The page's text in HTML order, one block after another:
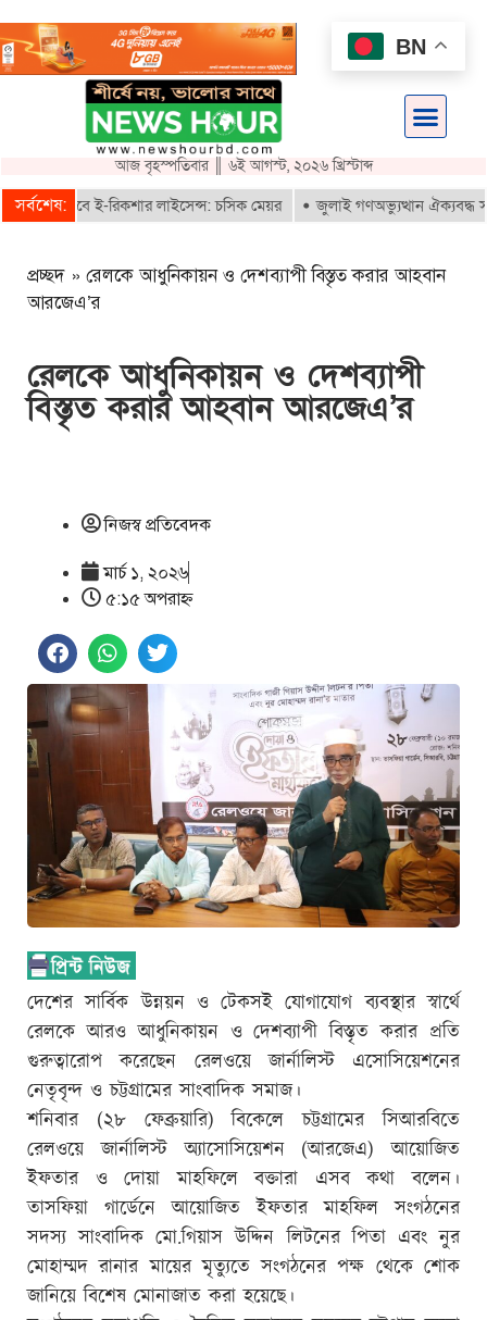
আজ বৃহস্পতিবার ║ ৬ই আগস্ট, ২০২৬ খ্রিস্টাব্দ
সর্বশেষ:
পাবে ই-রিকশার লাইসেন্স: চসিক মেয়র জুলাই গণঅভ্যুত্থান ঐক্যবদ্ধ
প্রচ্ছদ » রেলকে আধুনিকায়ন ও দেশব্যাপী বিস্তৃত করার আহবান
আরজেএ’র
রেলকে আধুনিকায়ন ও দেশব্যাপী
বিস্তৃত করার আহবান আরজেএ’র
নিজস্ব প্রতিবেদক
মার্চ ১, ২০২৬
৫:১৫ অপরাহ্ণ
দেশের সার্বিক উন্নয়ন ও টেকসই যোগাযোগ ব্যবস্থার স্বার্থে
রেলকে আরও আধুনিকায়ন ও দেশব্যাপী বিস্তৃত করার প্রতি
গুরুত্বারোপ করেছেন রেলওয়ে জার্নালিস্ট এসোসিয়েশনের
নেতৃবৃন্দ ও চট্টগ্রামের সাংবাদিক সমাজ।
শনিবার (২৮ ফেব্রুয়ারি) বিকেলে চট্টগ্রামের সিআরবিতে
রেলওয়ে জার্নালিস্ট অ্যাসোসিয়েশন (আরজেএ) আয়োজিত
ইফতার ও দোয়া মাহফিলে বক্তারা এসব কথা বলেন।
তাসফিয়া গার্ডেনে আয়োজিত ইফতার মাহফিল সংগঠনের
সদস্য সাংবাদিক মো.গিয়াস উদ্দিন লিটনের পিতা এবং নুর
মোহাম্মদ রানার মায়ের মৃত্যুতে সংগঠনের পক্ষ থেকে শোক
জানিয়ে বিশেষ মোনাজাত করা হয়েছে।
BN